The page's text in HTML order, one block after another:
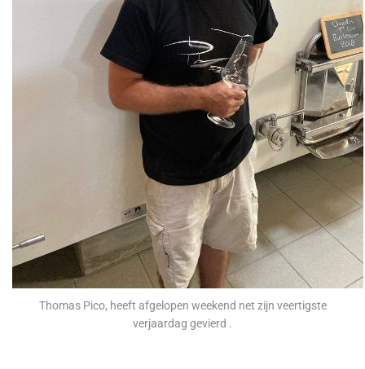
Thomas Pico, heeft afgelopen weekend net zijn veertigste
verjaardag gevierd .